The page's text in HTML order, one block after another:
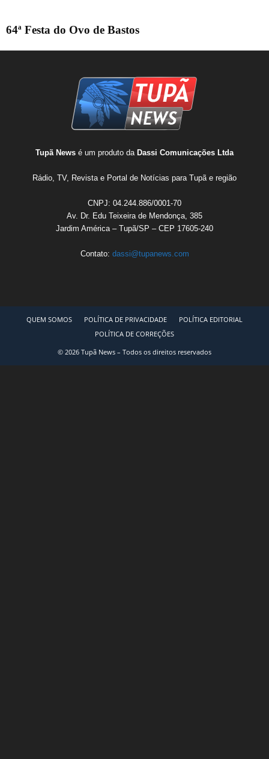
64ª Festa do Ovo de Bastos
Tupã News é um produto da Dassi Comunicações Ltda
Rádio, TV, Revista e Portal de Notícias para Tupã e região
CNPJ: 04.244.886/0001-70
Av. Dr. Edu Teixeira de Mendonça, 385
Jardim América – Tupã/SP – CEP 17605-240
Contato: dassi@tupanews.com
QUEM SOMOS POLÍTICA DE PRIVACIDADE
POLÍTICA EDITORIAL
POLÍTICA DE CORREÇÕES
© 2026 Tupã News – Todos os direitos reservados